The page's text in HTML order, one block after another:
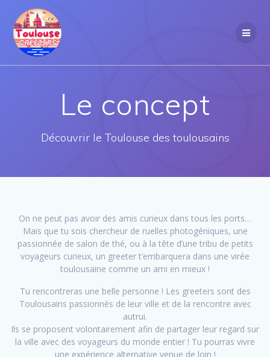
Le concept
Découvrir le Toulouse des toulousains
On ne peut pas avoir des amis curieux dans tous les ports…
Mais que tu sois chercheur de ruelles photogéniques, une
passionnée de salon de thé, ou à la tête d’une tribu de petits
voyageurs curieux, un greeter t’embarquera dans une virée
toulousaine comme un ami en mieux !
Tu rencontreras une belle personne ! Les greeters sont des
Toulousains passionnés de leur ville et de la rencontre avec
autrui.
Ils se proposent volontairement afin de partager leur regard sur
la ville avec des voyageurs du monde entier ! Tu pourras vivre
une expérience alternative venue de loin !